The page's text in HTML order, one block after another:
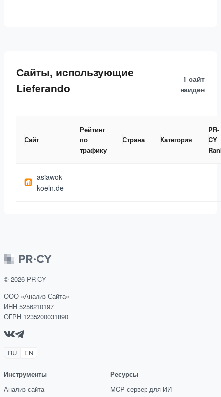
Сайты, использующие
Lieferando
1 сайт
найден
Сайт
Рейтинг
по
трафику
Страна Категория
PR-
CY
asiawok-
koeln.de
— — — —
© 2026 PR-CY
ООО «Анализ Сайта»
ИНН 5256210197
ОГРН 1235200031890
RU EN
Инструменты
Анализ сайта
Ресурсы
MCP сервер для ИИ